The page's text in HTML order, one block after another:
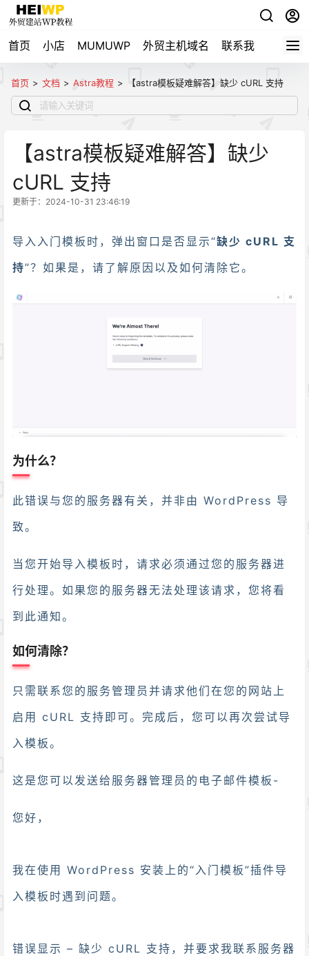
首页 小店 MUMUWP 外贸主机域名 联系我 自用导
首页 > 文档 > Astra教程 > 【astra模板疑难解答】缺少 cURL 支持
【astra模板疑难解答】缺少
cURL 支持
更新于：2024-10-31 23:46:19
导入入门模板时，弹出窗口是否显示“缺少 cURL 支
持”？如果是，请了解原因以及如何清除它。
为什么？
此错误与您的服务器有关，并非由 WordPress 导
致。
当您开始导入模板时，请求必须通过您的服务器进
行处理。如果您的服务器无法处理该请求，您将看
到此通知。
如何清除？
只需联系您的服务管理员并请求他们在您的网站上
启用 cURL 支持即可。完成后，您可以再次尝试导
入模板。
这是您可以发送给服务器管理员的电子邮件模板-
您好，
我在使用 WordPress 安装上的“入门模板”插件导
入模板时遇到问题。
错误显示 – 缺少 cURL 支持，并要求我联系服务器